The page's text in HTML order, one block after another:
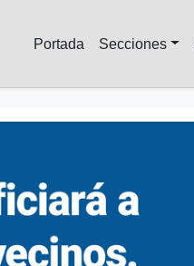
Portada Secciones